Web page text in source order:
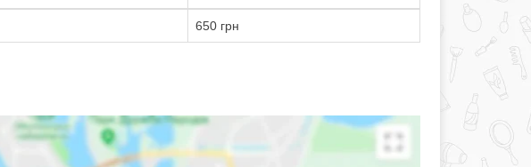
650 грн